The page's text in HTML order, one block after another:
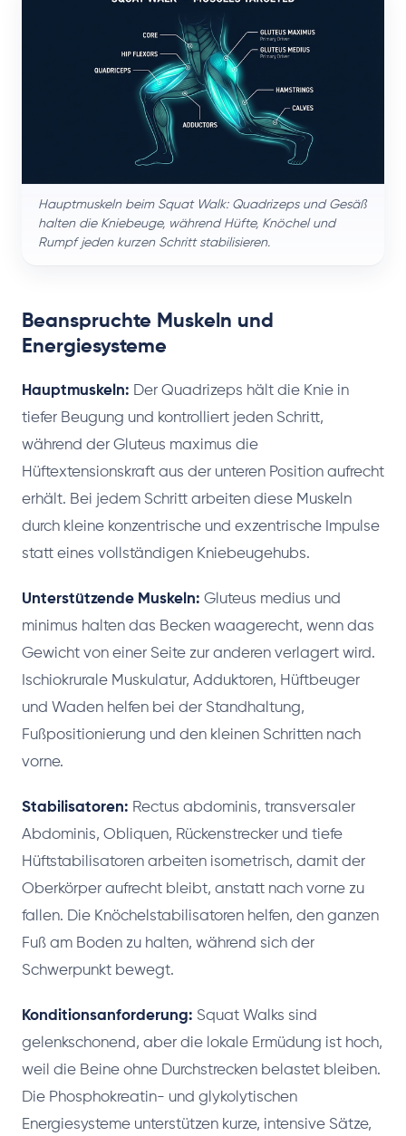
Hauptmuskeln beim Squat Walk: Quadrizeps und Gesäß
halten die Kniebeuge, während Hüfte, Knöchel und
Rumpf jeden kurzen Schritt stabilisieren.
Beanspruchte Muskeln und
Energiesysteme
Hauptmuskeln: Der Quadrizeps hält die Knie in
tiefer Beugung und kontrolliert jeden Schritt,
während der Gluteus maximus die
Hüftextensionskraft aus der unteren Position aufrecht
erhält. Bei jedem Schritt arbeiten diese Muskeln
durch kleine konzentrische und exzentrische Impulse
statt eines vollständigen Kniebeugehubs.
Unterstützende Muskeln: Gluteus medius und
minimus halten das Becken waagerecht, wenn das
Gewicht von einer Seite zur anderen verlagert wird.
Ischiokrurale Muskulatur, Adduktoren, Hüftbeuger
und Waden helfen bei der Standhaltung,
Fußpositionierung und den kleinen Schritten nach
vorne.
Stabilisatoren: Rectus abdominis, transversaler
Abdominis, Obliquen, Rückenstrecker und tiefe
Hüftstabilisatoren arbeiten isometrisch, damit der
Oberkörper aufrecht bleibt, anstatt nach vorne zu
fallen. Die Knöchelstabilisatoren helfen, den ganzen
Fuß am Boden zu halten, während sich der
Schwerpunkt bewegt.
Konditionsanforderung: Squat Walks sind
gelenkschonend, aber die lokale Ermüdung ist hoch,
weil die Beine ohne Durchstrecken belastet bleiben.
Die Phosphokreatin- und glykolytischen
Energiesysteme unterstützen kurze, intensive Sätze,